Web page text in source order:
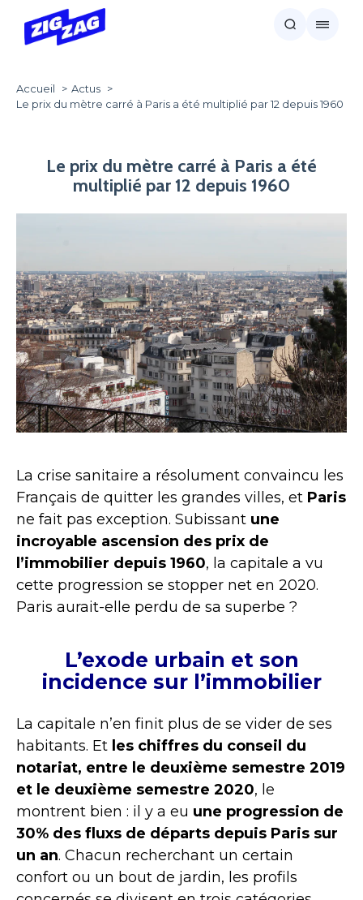
Accueil
Actus
Le prix du mètre carré à Paris a été multiplié par 12 depuis 1960
Le prix du mètre carré à Paris a été
multiplié par 12 depuis 1960
La crise sanitaire a résolument convaincu les
Français de quitter les grandes villes, et Paris
ne fait pas exception. Subissant une
incroyable ascension des prix de
l’immobilier depuis 1960, la capitale a vu
cette progression se stopper net en 2020.
Paris aurait-elle perdu de sa superbe ?
L’exode urbain et son
incidence sur l’immobilier
La capitale n’en finit plus de se vider de ses
habitants. Et les chiffres du conseil du
notariat, entre le deuxième semestre 2019
et le deuxième semestre 2020, le
montrent bien : il y a eu une progression de
30% des fluxs de départs depuis Paris sur
un an. Chacun recherchant un certain
confort ou un bout de jardin, les profils